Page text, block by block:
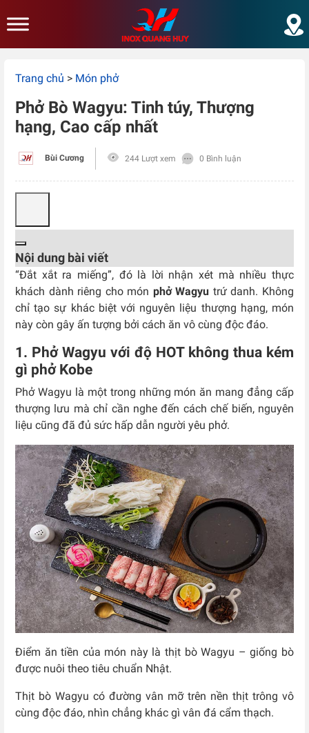
Trang chủ > Món phở
Phở Bò Wagyu: Tinh túy, Thượng
hạng, Cao cấp nhất
Bùi Cương 244 Lượt xem 0 Bình luận
Nội dung bài viết
“Đắt xắt ra miếng”, đó là lời nhận xét mà nhiều thực
khách dành riêng cho món phở Wagyu trứ danh. Không
chỉ tạo sự khác biệt với nguyên liệu thượng hạng, món
này còn gây ấn tượng bởi cách ăn vô cùng độc đáo.
1. Phở Wagyu với độ HOT không thua kém
gì phở Kobe
Phở Wagyu là một trong những món ăn mang đẳng cấp
thượng lưu mà chỉ cần nghe đến cách chế biến, nguyên
liệu cũng đã đủ sức hấp dẫn người yêu phở.
Điểm ăn tiền của món này là thịt bò Wagyu – giống bò
được nuôi theo tiêu chuẩn Nhật.
Thịt bò Wagyu có đường vân mỡ trên nền thịt trông vô
cùng độc đáo, nhìn chẳng khác gì vân đá cẩm thạch.